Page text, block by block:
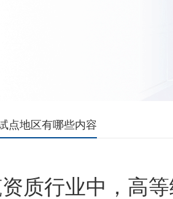
点地区有哪些内容
行业中，高等